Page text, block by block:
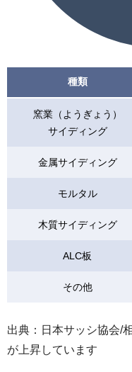
種類
窯業（ようぎょう）
サイディング
金属サイディング
モルタル
木質サイディング
ALC板
その他
出典：日本サッシ協会/
が上昇しています